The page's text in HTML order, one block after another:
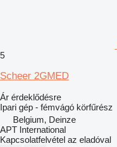
5
Scheer 2GMED
Ár érdeklődésre
Ipari gép - fémvágó körfűrész
Belgium, Deinze
APT International
Kapcsolatfelvétel az eladóval